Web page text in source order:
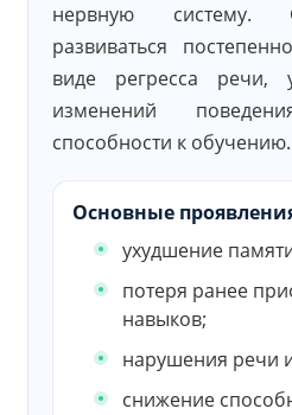
нервную систему.
развиваться
виде регресса речи,
изменений
способности к обучению.
Основные
ухудшение
потеря ранее
навыков;
нарушения речи
снижение